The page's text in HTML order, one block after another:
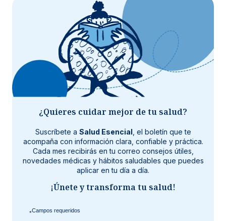
¿Quieres cuidar mejor de tu salud?
Suscríbete a Salud Esencial , el boletín que te
acompaña con información clara, confiable y práctica.
Cada mes recibirás en tu correo consejos útiles,
novedades médicas y hábitos saludables que puedes
aplicar en tu día a día.
¡Únete y transforma tu salud!
*